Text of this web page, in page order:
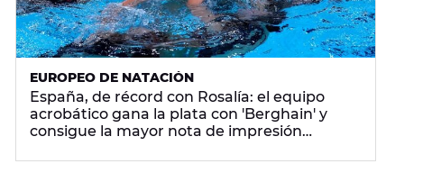
EUROPEO DE NATACIÓN
España, de récord con Rosalía: el equipo
acrobático gana la plata con 'Berghain' y
consigue la mayor nota de impresión